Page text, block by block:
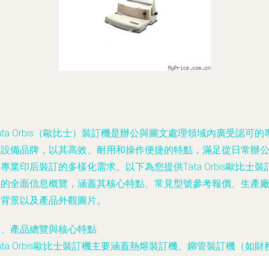
Orbis（歐比士）裝訂機是辦公與圖文處理領域內廣受認可的
備品牌，以其高效、耐用和操作便捷的特點，滿足從日常辦公
業印后裝訂的多樣化需求。以下為您提供Tata Orbis歐比士裝
全面信息概覽，涵蓋其核心特點、常見型號參考報價、生產廠
景以及產品外觀圖片。
產品總覽與核心特點
Orbis歐比士裝訂機主要涵蓋熱熔裝訂機、鉚管裝訂機（如財